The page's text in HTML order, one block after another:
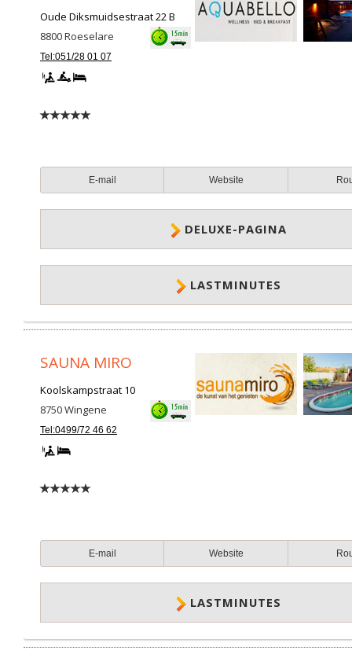
Oude Diksmuidsestraat 22 B
8800Roeselare
Tel:051/28 01 07
E-mail Website
DELUXE-PAGINA
LASTMINUTES
SAUNA MIRO
Koolskampstraat 10
8750Wingene
Tel:0499/72 46 62
E-mail Website
LASTMINUTES